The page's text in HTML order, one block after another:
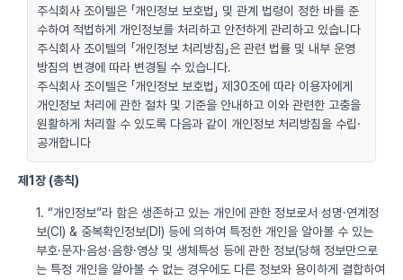
주식회사 조이텔은 「개인정보 보호법」 및 관계 법령이 정한 바를 준
수하여 적법하게 개인정보를 처리하고 안전하게 관리하고 있습니다
주식회사 조이텔의 「개인정보 처리방침」은 관련 법률 및 내부 운영
방침의 변경에 따라 변경될 수 있습니다.
주식회사 조이텔은 「개인정보 보호법」 제30조에 따라 이용자에게
개인정보 처리에 관한 절차 및 기준을 안내하고 이와 관련한 고충을
원활하게 처리할 수 있도록 다음과 같이 개인정보 처리방침을 수립·
공개합니다
제1장 (총칙)
1. “개인정보”라 함은 생존하고 있는 개인에 관한 정보로서 성명·연계정
보(CI) & 중복확인정보(DI) 등에 의하여 특정한 개인을 알아볼 수 있는
부호·문자·음성·음향·영상 및 생체특성 등에 관한 정보(당해 정보만으로
는 특정 개인을 알아볼 수 없는 경우에도 다른 정보와 용이하게 결합하여